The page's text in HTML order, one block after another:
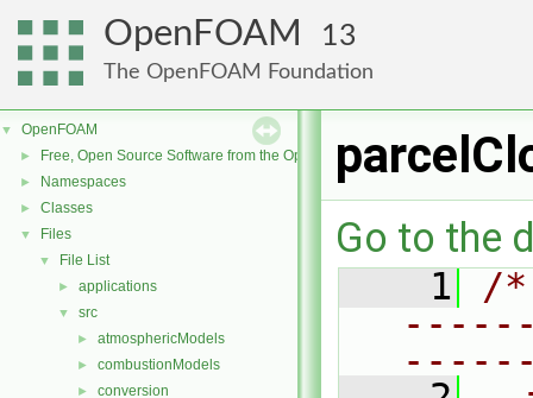
OpenFOAM 13
The OpenFOAM Foundation
▼ OpenFOAM
► Free, Open Source Software from the OpenFOAM Foundation
► Namespaces
► Classes
▼ Files
▼ File List
► applications
▼ src
► atmosphericModels
► combustionModels
► conversion
Go to the
    1
/